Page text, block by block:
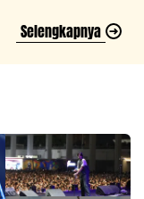
Selengkapnya